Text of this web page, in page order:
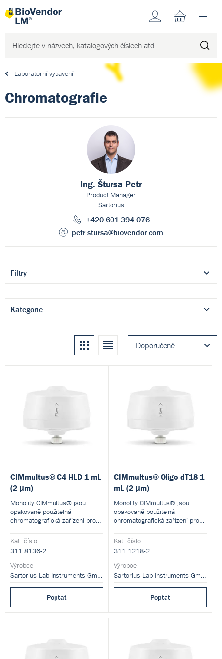
Účet
Laboratorní vybavení
Chromatografie
Ing. Štursa Petr
Product Manager
Sartorius
+420 601 394 076
petr.stursa@biovendor.com
Filtry
Kategorie
Doporučeně
Kachle Seznam
CIMmultus® C4 HLD 1 mL
(2 μm)
Monolity CIMmultus® jsou
opakovaně použitelná
chromatografická zařízení pro
složitých biologických vzorků s
vysokým rozlišením.
Kat. číslo
311.8136-2
Výrobce
Sartorius Lab Instruments GmbH and Co. KG
Poptat
CIMmultus® Oligo dT18 1
mL (2 μm)
Monolity CIMmultus® jsou
opakovaně použitelná
chromatografická zařízení pro
složitých biologických vzorků s
vysokým rozlišením.
Kat. číslo
311.1218-2
Výrobce
Sartorius Lab Instruments GmbH and Co. KG
Poptat